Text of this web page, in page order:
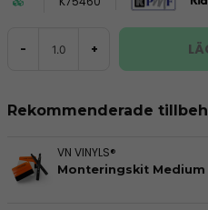
- +
Rekommenderade
VN VINYLS®
Monteringskit Medium